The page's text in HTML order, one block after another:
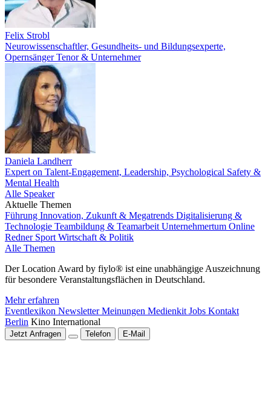
Felix Strobl
Neurowissenschaftler, Gesundheits- und Bildungsexperte,
Opernsänger Tenor & Unternehmer
Daniela Landherr
Expert on Talent-Engagement, Leadership, Psychological Safety &
Mental Health
Alle Speaker
Aktuelle Themen
Führung Innovation, Zukunft & Megatrends Digitalisierung &
Technologie Teambildung & Teamarbeit Unternehmertum Online
Redner Sport Wirtschaft & Politik
Alle Themen
Der Location Award by fiylo® ist eine unabhängige Auszeichnung
für besondere Veranstaltungsflächen in Deutschland.
Mehr erfahren
Eventlexikon NewsletterMeinungen Medienkit Jobs Kontakt
Berlin Kino International
Jetzt Anfragen Telefon E-Mail